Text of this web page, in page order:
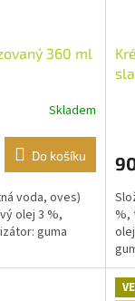
360 ml
Skladem
Do košíku
voda, oves)
olej 3 %,
guma
%,